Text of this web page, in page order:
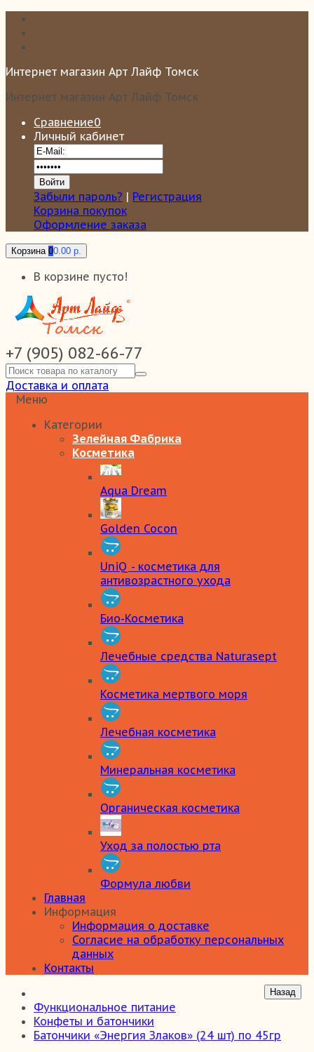
Интернет магазин Арт Лайф Томск
Интернет магазин Арт Лайф Томск
Сравнение0
Личный кабинет
Забыли пароль? | Регистрация
Корзина покупок
Оформление заказа
Корзина 00.00 р.
В корзине пусто!
+7 (905) 082-66-77
Доставка и оплата
Меню
Категории
Зелейная Фабрика
Косметика
Aqua Dream
Golden Cocon
UniQ - косметика для
антивозрастного ухода
Био-Косметика
Лечебные средства Naturasept
Косметика мертвого моря
Лечебная косметика
Минеральная косметика
Органическая косметика
Уход за полостью рта
Формула любви
Главная
Информация
Информация о доставке
Согласие на обработку персональных
данных
Контакты
Функциональное питание
Конфеты и батончики
Батончики «Энергия Злаков» (24 шт) по 45гр